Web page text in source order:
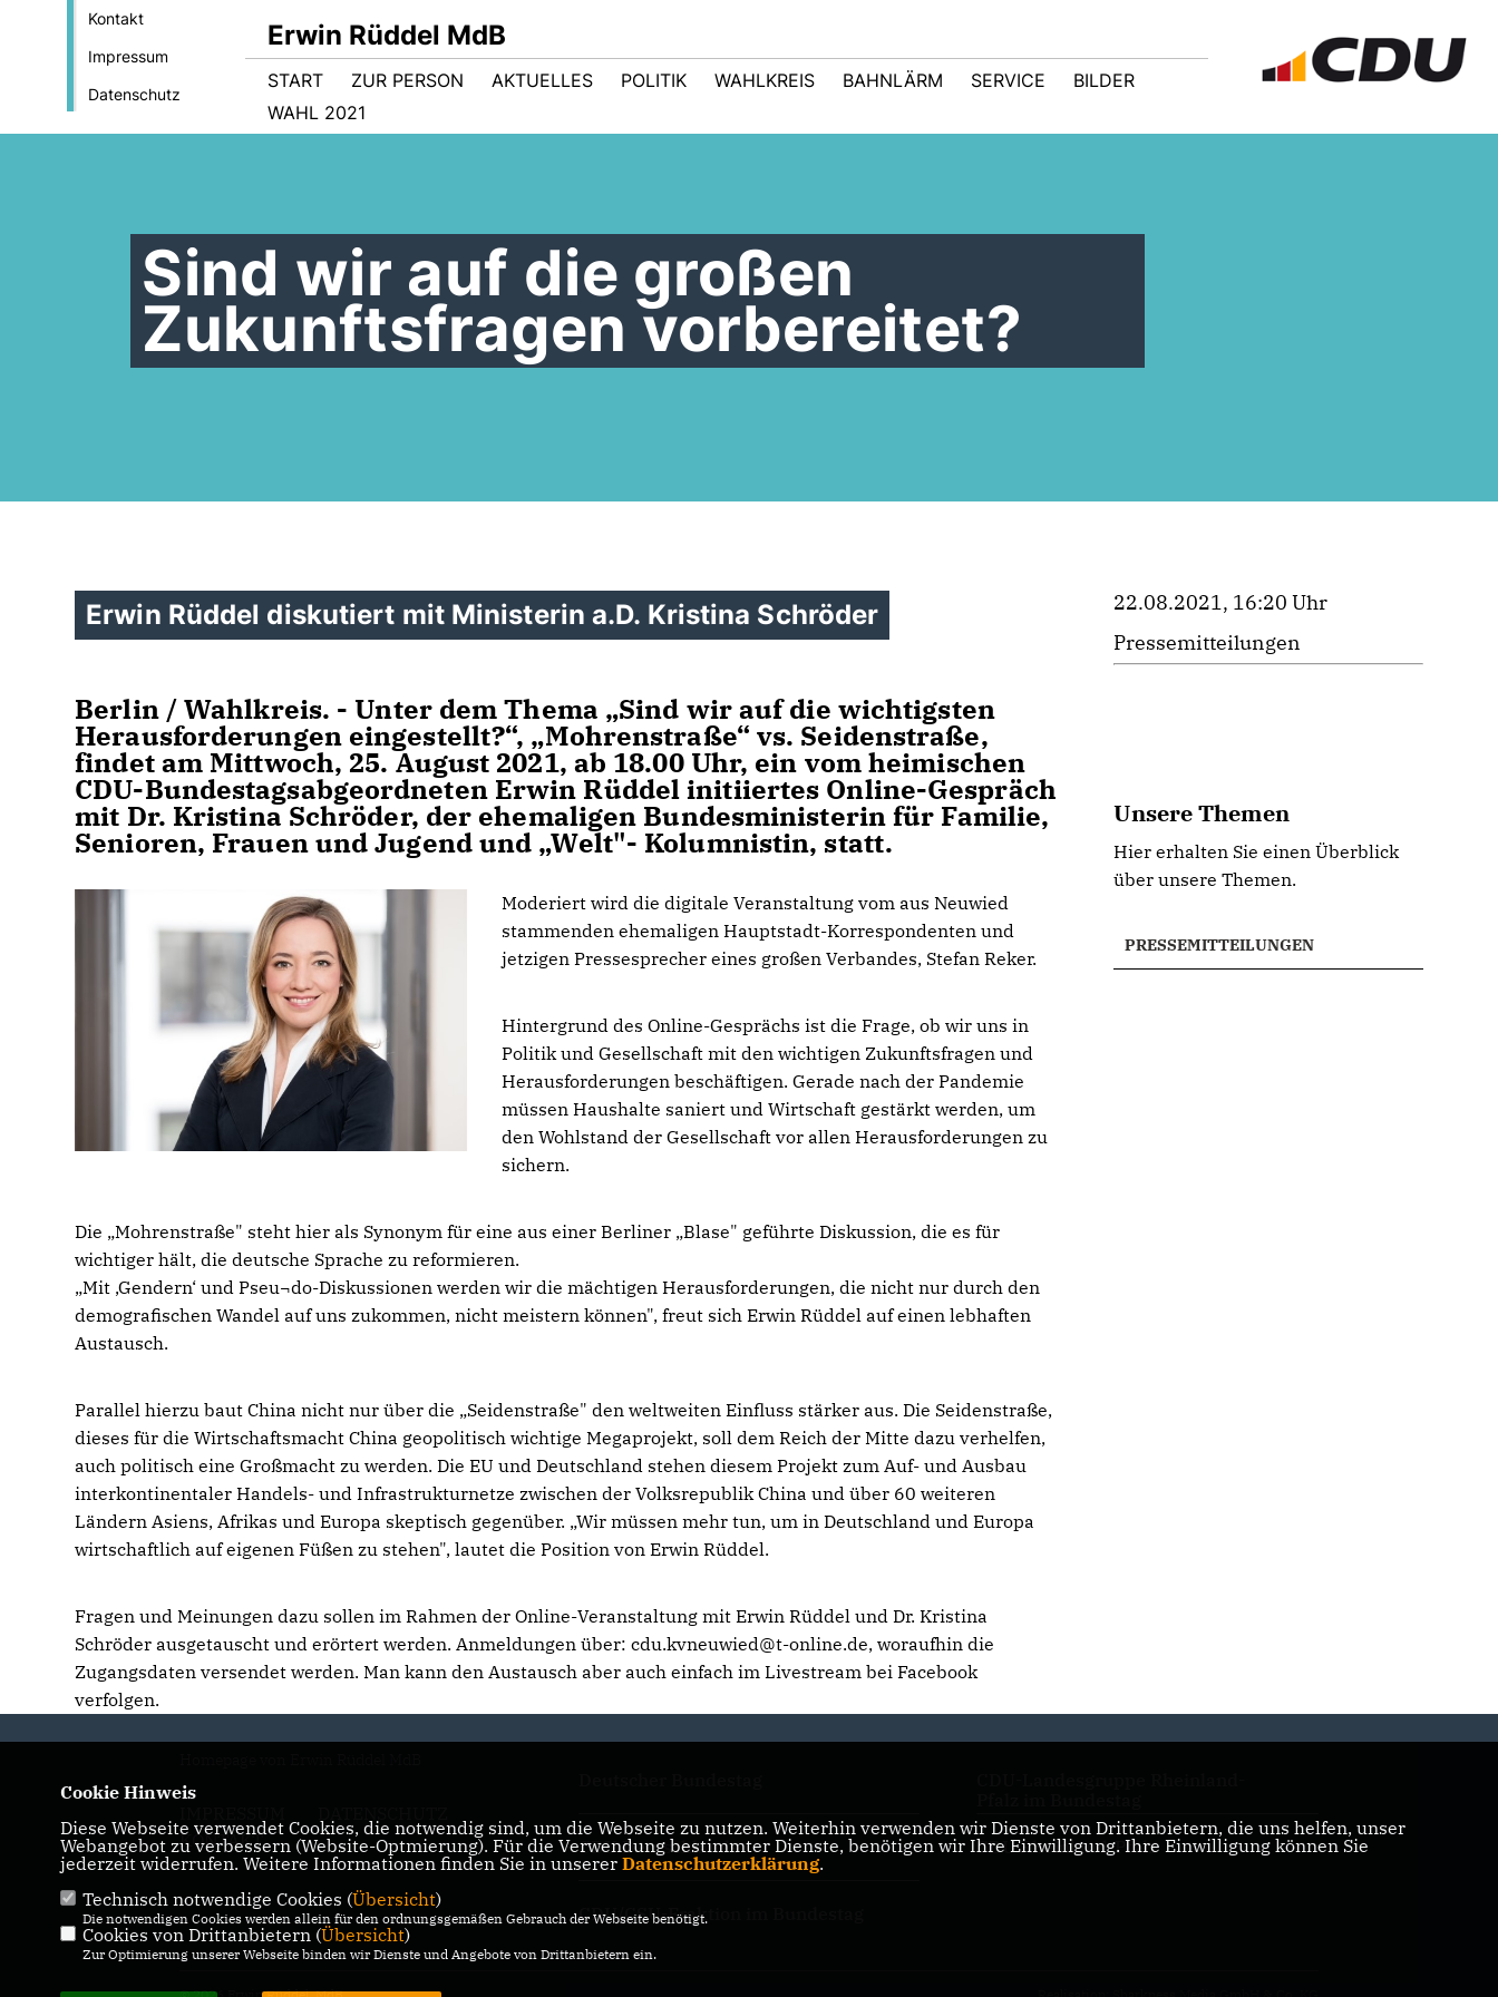
Kontakt
Impressum
Datenschutz
Erwin Rüddel MdB
START ZUR PERSON AKTUELLES POLITIK WAHLKREIS BAHNLÄRM SERVICE
BILDER
WAHL 2021
Sind wir auf die großen
Zukunftsfragen vorbereitet?
Erwin Rüddel diskutiert mit Ministerin a.D. Kristina Schröder
Berlin / Wahlkreis. - Unter dem Thema „Sind wir auf die wichtigsten
Herausforderungen eingestellt?“, „Mohrenstraße“ vs. Seidenstraße,
findet am Mittwoch, 25. August 2021, ab 18.00 Uhr, ein vom heimischen
CDU-Bundestagsabgeordneten Erwin Rüddel initiiertes Online-Gespräch
mit Dr. Kristina Schröder, der ehemaligen Bundesministerin für Familie,
Senioren, Frauen und Jugend und „Welt"- Kolumnistin, statt.
Moderiert wird die digitale Veranstaltung vom aus Neuwied
stammenden ehemaligen Hauptstadt-Korrespondenten und
jetzigen Pressesprecher eines großen Verbandes, Stefan Reker.
Hintergrund des Online-Gesprächs ist die Frage, ob wir uns in
Politik und Gesellschaft mit den wichtigen Zukunftsfragen und
Herausforderungen beschäftigen. Gerade nach der Pandemie
müssen Haushalte saniert und Wirtschaft gestärkt werden, um
den Wohlstand der Gesellschaft vor allen Herausforderungen zu
sichern.
Die „Mohrenstraße" steht hier als Synonym für eine aus einer Berliner „Blase" geführte Diskussion, die es für
wichtiger hält, die deutsche Sprache zu reformieren.
Mit ‚Gendern‘ und Pseu¬do-Diskussionen werden wir die mächtigen Herausforderungen, die nicht nur durch den
demografischen Wandel auf uns zukommen, nicht meistern können", freut sich Erwin Rüddel auf einen lebhaften
Austausch.
Parallel hierzu baut China nicht nur über die „Seidenstraße" den weltweiten Einfluss stärker aus. Die Seidenstraße,
dieses für die Wirtschaftsmacht China geopolitisch wichtige Megaprojekt, soll dem Reich der Mitte dazu verhelfen,
auch politisch eine Großmacht zu werden. Die EU und Deutschland stehen diesem Projekt zum Auf- und Ausbau
interkontinentaler Handels- und Infrastrukturnetze zwischen der Volksrepublik China und über 60 weiteren
Ländern Asiens, Afrikas und Europa skeptisch gegenüber. „Wir müssen mehr tun, um in Deutschland und Europa
wirtschaftlich auf eigenen Füßen zu stehen", lautet die Position von Erwin Rüddel.
Fragen und Meinungen dazu sollen im Rahmen der Online-Veranstaltung mit Erwin Rüddel und Dr. Kristina
Schröder ausgetauscht und erörtert werden. Anmeldungen über: cdu.kvneuwied@t-online.de, woraufhin die
Zugangsdaten versendet werden. Man kann den Austausch aber auch einfach im Livestream bei Facebook
verfolgen.
22.08.2021, 16:20 Uhr
Pressemitteilungen
Unsere Themen
Hier erhalten Sie einen Überblick
über unsere Themen.
PRESSEMITTEILUNGEN
KONTAKT
CDU Deutschlands
CDU/CSU-Fraktion im Bundestag
CDU Rheinland-Pfalz
Cookie Hinweis
Diese Webseite verwendet Cookies, die notwendig sind, um die Webseite zu nutzen. Weiterhin verwenden wir Dienste von Drittanbietern, die uns helfen, unser
Webangebot zu verbessern (Website-Optmierung). Für die Verwendung bestimmter Dienste, benötigen wir Ihre Einwilligung. Ihre Einwilligung können Sie
jederzeit widerrufen. Weitere Informationen finden Sie in unserer Datenschutzerklärung.
Technisch notwendige Cookies (Übersicht)
Die notwendigen Cookies werden allein für den ordnungsgemäßen Gebrauch der Webseite benötigt.
Cookies von Drittanbietern (Übersicht)
Zur Optimierung unserer Webseite binden wir Dienste und Angebote von Drittanbietern ein.